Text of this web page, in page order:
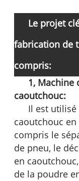
Le projet
fabrication de
compris:
1, Machine
caoutchouc:
Il est
caoutchouc
compris le
de pneu, le
en
de la poudre